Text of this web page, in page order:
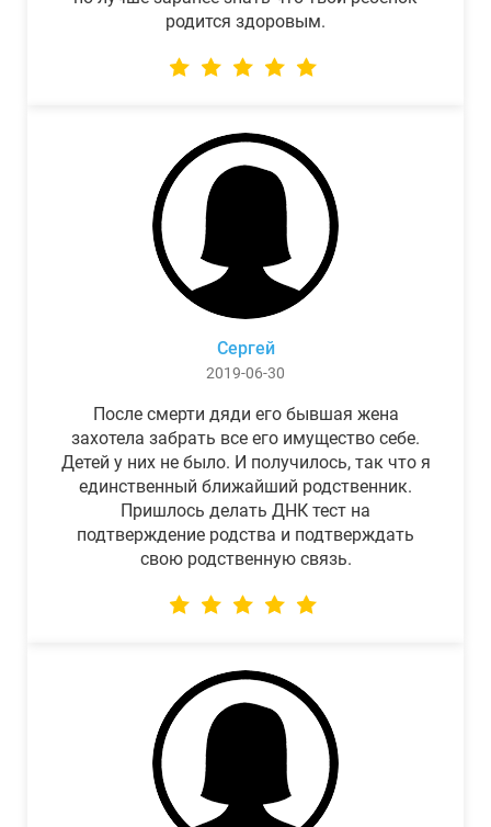
родится здоровым.
Сергей
2019-06-30
После смерти дяди его бывшая жена
захотела забрать все его имущество себе.
Детей у них не было. И получилось, так что я
единственный ближайший родственник.
Пришлось делать ДНК тест на
подтверждение родства и подтверждать
свою родственную связь.